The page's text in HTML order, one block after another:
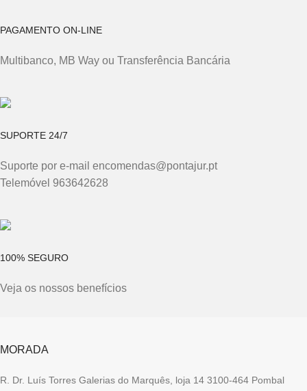
PAGAMENTO ON-LINE
Multibanco, MB Way ou Transferência Bancária
SUPORTE 24/7
Suporte por e-mail encomendas@pontajur.pt
Telemóvel 963642628
100% SEGURO
Veja os nossos benefícios
MORADA
R. Dr. Luís Torres Galerias do Marquês, loja 14 3100-464 Pombal